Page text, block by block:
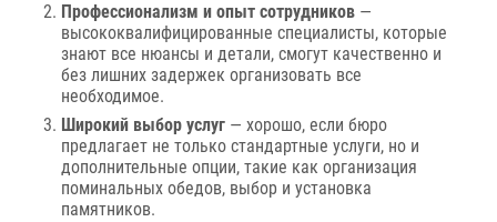
Профессионализм и опыт сотрудников —
высококвалифицированные специалисты, которые
знают все нюансы и детали, смогут качественно и
без лишних задержек организовать все
необходимое.
Широкий выбор услуг — хорошо, если бюро
предлагает не только стандартные услуги, но и
дополнительные опции, такие как организация
поминальных обедов, выбор и установка
памятников.